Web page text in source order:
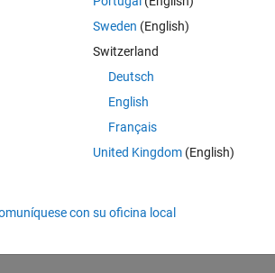
Sweden (English)
Switzerland
Deutsch
English
Français
United Kingdom(English)
con su oficina local